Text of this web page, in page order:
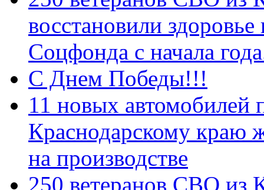
восстановили
Соцфонда с начала
С Днем Победы!!!
11 новых автомобилей
Краснодарскому краю
на производстве
250 ветеранов СВО из